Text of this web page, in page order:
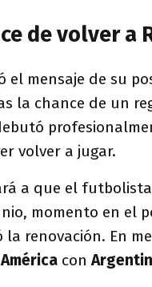
de volver a
el mensaje de su
la chance de un
volver a jugar.
a que el
momento en el
renovación. En
con